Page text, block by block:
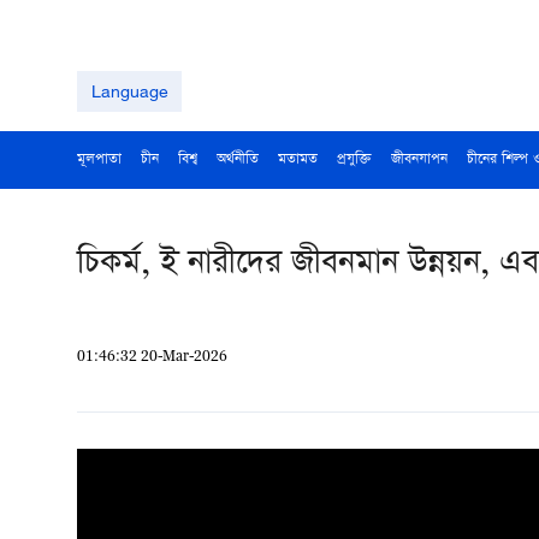
Language
মূলপাতা চীন বিশ্ব অর্থনীতি মতামত প্রযুক্তি জীবনযাপন চীনের শিল্প
চিকর্ম, ই নারীদের জীবনমান উন্নয়ন,
01:46:32 20-Mar-2026